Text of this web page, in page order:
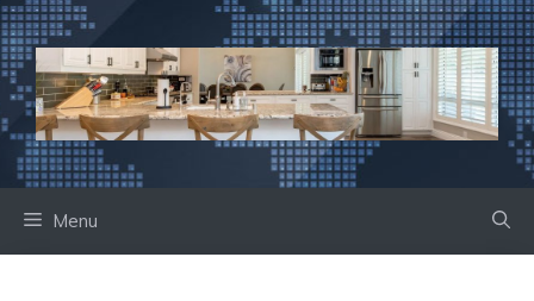
Ga
naar
de
inhoud
Menu